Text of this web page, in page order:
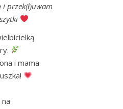
przek(ł)uwam
i mama